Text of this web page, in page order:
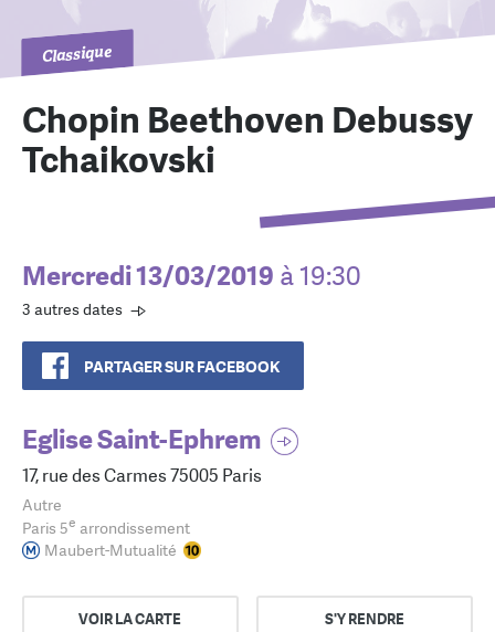
Classique
Chopin Beethoven Debussy
Tchaikovski
Mercredi 13/03/2019 à 19:30
3 autres dates
PARTAGER SUR FACEBOOK
Eglise Saint-Ephrem
17, rue des Carmes 75005 Paris
Autre
Paris 5e arrondissement
Maubert-Mutualité
VOIR LA CARTE S'Y RENDRE